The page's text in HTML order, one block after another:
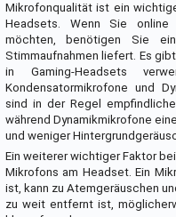
Mikrofonqualität ist ein
Headsets. Wenn Sie online
möchten, benötigen Sie
Stimmaufnahmen liefert. Es
in Gaming-Headsets
Kondensatormikrofone und
sind in der Regel
während Dynamikmikrofone
und weniger
Ein weiterer wichtiger Faktor
Mikrofons am Headset. Ein
ist, kann zu Atemgeräuschen
zu weit entfernt ist,